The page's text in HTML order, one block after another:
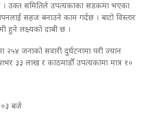
। उक्त समितिले उपत्यकाका सडकमा भएका
सहज बनाउने काम गर्दछ । बाटो विस्तार
हुने लक्ष्यको दाबी छ ।
जनाको सवारी दुर्घटनामा परी ज्यान
३३ लाख र काठमाडौँ उपत्यकामा मात्र १०
०३ बजे